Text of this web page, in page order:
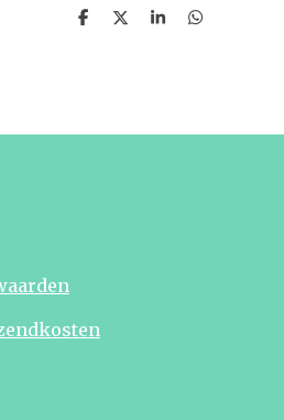
D
D
S
D